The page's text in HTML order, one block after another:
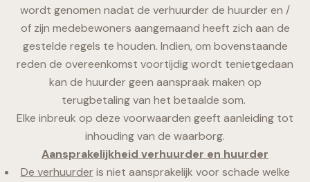
wordt genomen nadat de verhuurder de huurder en /
of zijn medebewoners aangemaand heeft zich aan de
gestelde regels te houden. Indien, om bovenstaande
reden de overeenkomst voortijdig wordt tenietgedaan
kan de huurder geen aanspraak maken op
terugbetaling van het betaalde som.
Elke inbreuk op deze voorwaarden geeft aanleiding tot
inhouding van de waarborg.
Aansprakelijkheid verhuurder en huurder
De verhuurderis niet aansprakelijk voor schade welke